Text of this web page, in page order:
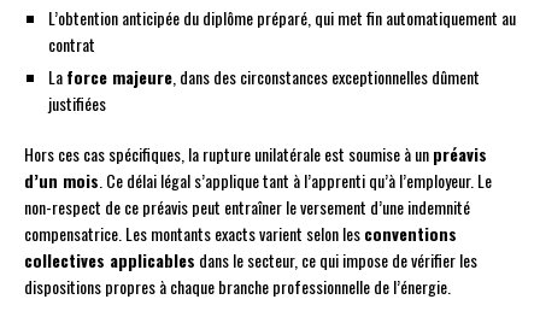
L’obtention anticipée du diplôme préparé, qui met fin automatiquement au
contrat
Laforce majeure, dans des circonstances exceptionnelles dûment
justifiées
Hors ces cas spécifiques, la rupture unilatérale est soumise à unpréavis
d’un mois. Ce délai légal s’applique tant à l’apprenti qu’à l’employeur. Le
non-respect de ce préavis peut entraîner le versement d’une indemnité
compensatrice. Les montants exacts varient selon lesconventions
collectives applicables dans le secteur, ce qui impose de vérifier les
dispositions propres à chaque branche professionnelle de l’énergie.